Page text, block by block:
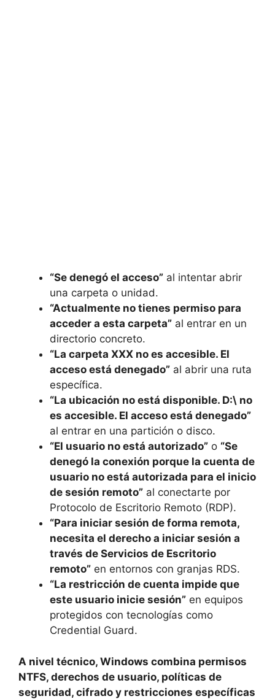
“Se denegó el acceso” al intentar abrir
una carpeta o unidad.
“Actualmente no tienes permiso para
acceder a esta carpeta” al entrar en un
directorio concreto.
“La carpeta XXX no es accesible. El
acceso está denegado” al abrir una ruta
específica.
“La ubicación no está disponible. D:\ no
es accesible. El acceso está denegado”
al entrar en una partición o disco.
“El usuario no está autorizado” o “Se
denegó la conexión porque la cuenta de
usuario no está autorizada para el inicio
de sesión remoto” al conectarte por
Protocolo de Escritorio Remoto (RDP).
“Para iniciar sesión de forma remota,
necesita el derecho a iniciar sesión a
través de Servicios de Escritorio
remoto” en entornos con granjas RDS.
“La restricción de cuenta impide que
este usuario inicie sesión” en equipos
protegidos con tecnologías como
Credential Guard.
A nivel técnico, Windows combina permisos
NTFS, derechos de usuario, políticas de
seguridad, cifrado y restricciones específicas